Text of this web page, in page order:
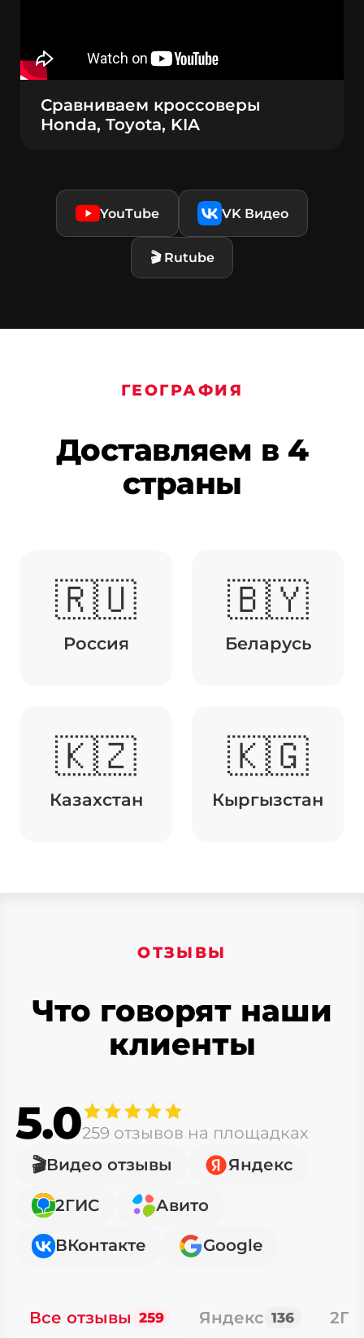
Сравниваем кроссоверы
Honda, Toyota, KIA
YouTube VK Видео
🎬 Rutube
ГЕОГРАФИЯ
Доставляем в 4
страны
🇷🇺
Россия
🇧🇾
Беларусь
🇰🇿
Казахстан
🇰🇬
Кыргызстан
ОТЗЫВЫ
Что говорят наши
клиенты
5.0259 отзывов на площадках
🎬Видео отзывы Яндекс
2ГИС Авито
ВКонтакте Google
Все отзывы 259 Яндекс 136
Выберитесвой город
Новосибирск
Екатеринбург
Красноярск
Нижний Новгород
Челябинск
Ростов-на-Дону
Краснодар
Волгоград
Тольятти
Махачкала
Ижевск